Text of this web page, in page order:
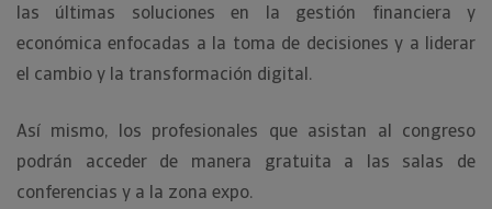
las últimas soluciones en la gestión financiera y
económica enfocadas a la toma de decisiones y a liderar
el cambio y la transformación digital.
Así mismo, los profesionales que asistan al congreso
podrán acceder de manera gratuita a las salas de
conferencias y a la zona expo.